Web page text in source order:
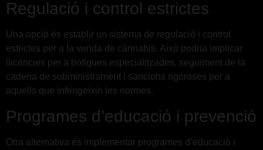
Regulació i control estrictes
Una opció és establir un sistema de regulació i control
estrictes per a la venda de cànnabis. Això podria implicar
llicències per a botigues especialitzades, seguiment de la
cadena de subministrament i sancions rigoroses per a
aquells que infringeixin les normes.
Programes d’educació i prevenció
Otra alternativa és implementar programes d’educació i